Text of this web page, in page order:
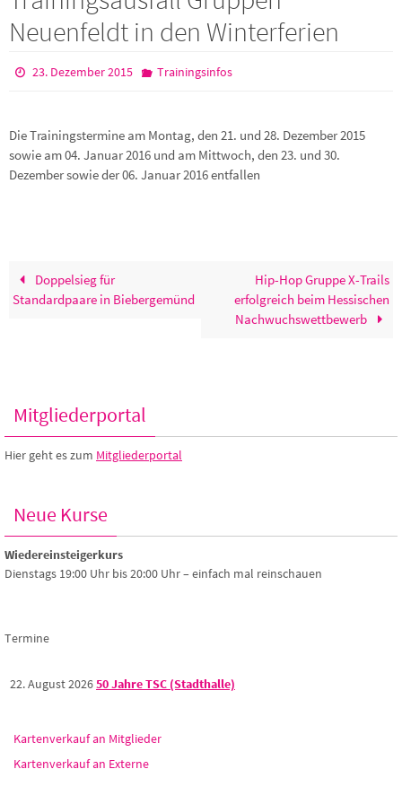
Neuenfeldt in den Winterferien
23. Dezember 2015 Trainingsinfos
Die Trainingstermine am Montag, den 21. und 28. Dezember 2015
sowie am 04. Januar 2016 und am Mittwoch, den 23. und 30.
Dezember sowie der 06. Januar 2016 entfallen
Doppelsieg für
Standardpaare in Biebergemünd
Hip-Hop Gruppe X-Trails
erfolgreich beim Hessischen
Nachwuchswettbewerb
Mitgliederportal
Hier geht es zum Mitgliederportal
Neue Kurse
Wiedereinsteigerkurs
Dienstags 19:00 Uhr bis 20:00 Uhr – einfach mal reinschauen
Termine
22. August 202650 Jahre TSC (Stadthalle)
Kartenverkauf an Mitglieder
Kartenverkauf an Externe